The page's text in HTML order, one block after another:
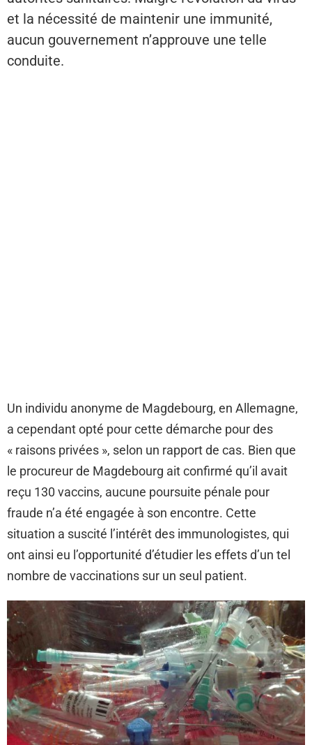
et la nécessité de maintenir une immunité,
aucun gouvernement n’approuve une telle
conduite.
Un individu anonyme de Magdebourg, en Allemagne,
a cependant opté pour cette démarche pour des
« raisons privées », selon un rapport de cas. Bien que
le procureur de Magdebourg ait confirmé qu’il avait
reçu 130 vaccins, aucune poursuite pénale pour
fraude n’a été engagée à son encontre. Cette
situation a suscité l’intérêt des immunologistes, qui
ont ainsi eu l’opportunité d’étudier les effets d’un tel
nombre de vaccinations sur un seul patient.